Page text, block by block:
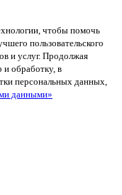
чтобы помочь
пользовательского
и услуг. Продолжая
и обработку, в
персональных данных,
данными»